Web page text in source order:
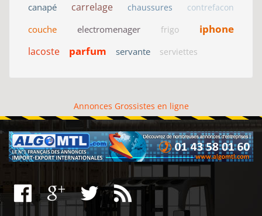
canapé carrelage chaussures contrefacon
couche electromenager frigo iphone
lacoste parfum servante serviettes
Annonces Grossistes en ligne